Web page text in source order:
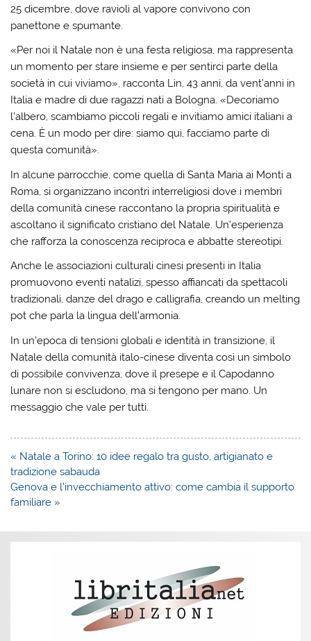
25 dicembre, dove ravioli al vapore convivono con
panettone e spumante.
«Per noi il Natale non è una festa religiosa, ma rappresenta
un momento per stare insieme e per sentirci parte della
società in cui viviamo», racconta Lin, 43 anni, da vent’anni in
Italia e madre di due ragazzi nati a Bologna. «Decoriamo
l’albero, scambiamo piccoli regali e invitiamo amici italiani a
cena. È un modo per dire: siamo qui, facciamo parte di
questa comunità».
In alcune parrocchie, come quella di Santa Maria ai Monti a
Roma, si organizzano incontri interreligiosi dove i membri
della comunità cinese raccontano la propria spiritualità e
ascoltano il significato cristiano del Natale. Un’esperienza
che rafforza la conoscenza reciproca e abbatte stereotipi.
Anche le associazioni culturali cinesi presenti in Italia
promuovono eventi natalizi, spesso affiancati da spettacoli
tradizionali, danze del drago e calligrafia, creando un melting
pot che parla la lingua dell’armonia.
In un’epoca di tensioni globali e identità in transizione, il
Natale della comunità italo-cinese diventa così un simbolo
di possibile convivenza, dove il presepe e il Capodanno
lunare non si escludono, ma si tengono per mano. Un
messaggio che vale per tutti.
Navigazione
articoli
« Natale a Torino: 10 idee regalo tra gusto, artigianato e
tradizione sabauda
Genova e l’invecchiamento attivo: come cambia il supporto
familiare »